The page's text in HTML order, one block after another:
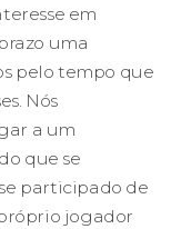
em
uma
pelo tempo que
Nós
a um
que se
participado de
jogador